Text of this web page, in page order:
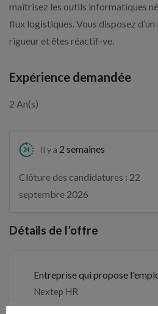
maîtrisez les outils informatiques
flux logistiques. Vous disposez d’un
rigueur et êtes réactif-ve.
Expérience demandée
2 An(s)
Il y a 2 semaines
Clôture des candidatures : 22
septembre 2026
Détails de l’offre
Entreprise qui propose
Nextep HR